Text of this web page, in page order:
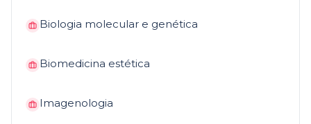
Biologia molecular e genética
Biomedicina estética
Imagenologia